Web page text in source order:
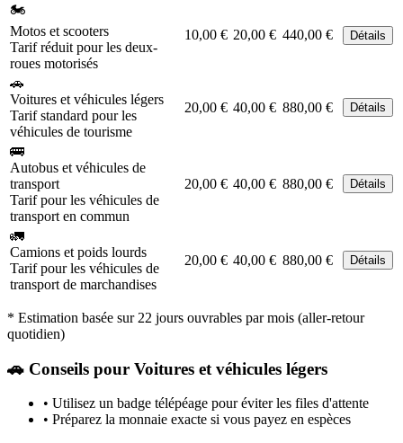
🏍️
Motos et scooters
Tarif réduit pour les deux-
roues motorisés
10,00 € 20,00 € 440,00 € Détails
🚗
Voitures et véhicules légers
Tarif standard pour les
véhicules de tourisme
20,00 € 40,00 € 880,00 € Détails
🚌
Autobus et véhicules de
transport
Tarif pour les véhicules de
transport en commun
20,00 € 40,00 € 880,00 € Détails
🚛
Camions et poids lourds
Tarif pour les véhicules de
transport de marchandises
20,00 € 40,00 € 880,00 € Détails
* Estimation basée sur 22 jours ouvrables par mois (aller-retour
quotidien)
🚗 Conseils pour Voitures et véhicules légers
• Utilisez un badge télépéage pour éviter les files d'attente
• Préparez la monnaie exacte si vous payez en espèces